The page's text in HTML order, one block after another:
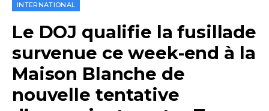
INTERNATIONAL
Le DOJ qualifie la fusillade
survenue ce week-end à la
Maison Blanche de
nouvelle tentative